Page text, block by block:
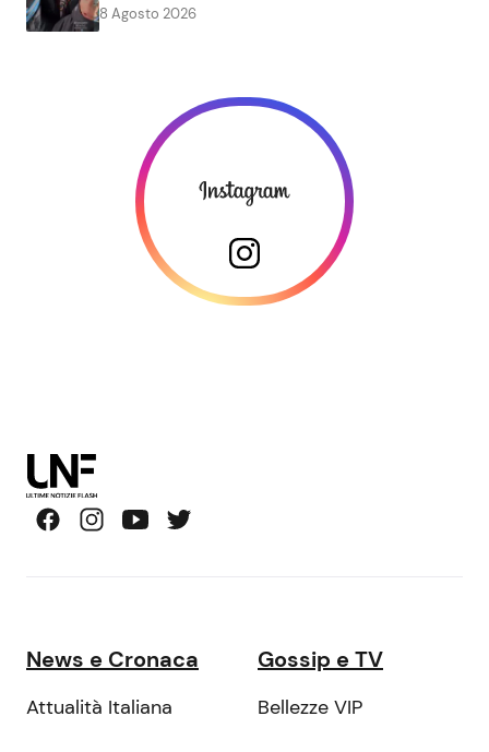
8 Agosto 2026
News e Cronaca
Attualità Italiana
Gossip e TV
Bellezze VIP